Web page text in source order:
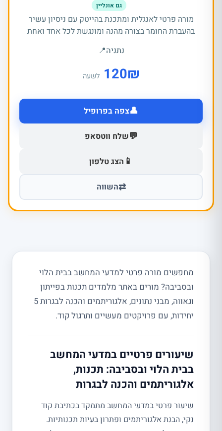
גם אונליין
מורה פרטי לאנגלית ומתכנת בהייטק עם ניסיון עשיר
בהעברת החומר בצורה מהנה ומונגשת לכל אחד ואחת
נתניה📍
₪
120 לשעה
👤צפה בפרופיל
💬שלח ווטסאפ
📱 הצג טלפון
⇄השווה
מחפשים מורה פרטי למדעי המחשב בבית הלוי
ובסביבה? מורים באתר מלמדים תכנות בפייתון
וגאווה, מבני נתונים, אלגוריתמים והכנה לבגרות 5
יחידות, עם פרויקטים מעשיים ותרגול קוד.
שיעורים פרטיים במדעי המחשב
בבית הלוי ובסביבה: תכנות,
אלגוריתמים והכנה לבגרות
שיעור פרטי במדעי המחשב מתמקד בכתיבת קוד
נקי, הבנת אלגוריתמים ופתרון בעיות תכנותיות.